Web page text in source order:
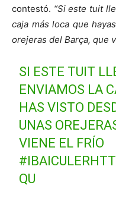
contestó. “Si este tuit
caja más loca que
orejeras del Barça, que
SI ESTE TUIT
ENVIAMOS LA
HAS VISTO
UNAS
VIENE EL FRÍO
#IBAICULER
QU